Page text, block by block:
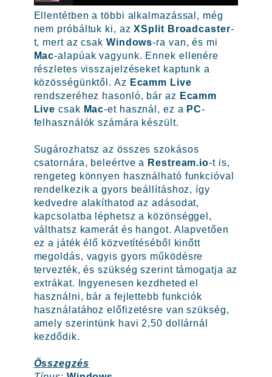
Ellentétben a többi alkalmazással, még
nem próbáltuk ki, azXSplit Broadcaster-
t, mert az csak Windows-ra van, és mi
Mac-alapúak vagyunk. Ennek ellenére
részletes visszajelzéseket kaptunk a
közösségünktől. Az Ecamm Live
rendszeréhez hasonló, bár az Ecamm
Live csak Mac-et használ, ez a PC-
felhasználók számára készült.
Sugározhatsz az összes szokásos
csatornára, beleértve a Restream.io-t is,
rengeteg könnyen használható funkcióval
rendelkezik a gyors beállításhoz, így
kedvedre alakíthatod az adásodat,
kapcsolatba léphetsz a közönséggel,
válthatsz kamerát és hangot. Alapvetően
ez a játék élő közvetítéséből kinőtt
megoldás, vagyis gyors működésre
tervezték, és szükség szerint támogatja az
extrákat. Ingyenesen kezdheted el
használni, bár a fejlettebb funkciók
használatához előfizetésre van szükség,
amely szerintünk havi 2,50 dollárnál
kezdődik.
Összegzés